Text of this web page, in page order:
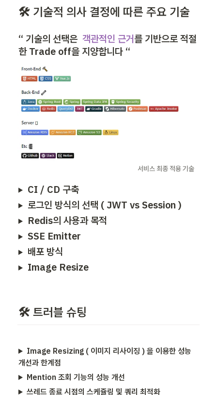
🛠️ 기술적 의사 결정에 따른 주요 기술
“ 기술의 선택은 객관적인 근거를 기반으로 적절
한 Trade off을 지양합니다 “
                                                                                  서비스 최종 적용 기술
CI / CD 구축
로그인 방식의 선택 ( JWT vs Session )
Redis의 사용과 목적
SSE Emitter
배포 방식
Image Resize
🛠️ 트러블 슈팅
Image Resizing ( 이미지 리사이징 ) 을 이용한 성능
개선과 한계점
Mention 조회 기능의 성능 개선
쓰레드 종료 시점의 스케쥴링 및 쿼리 최적화